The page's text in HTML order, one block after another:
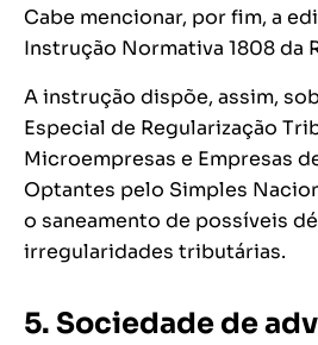
Cabe mencionar, por fim, a
Instrução Normativa 1808 da
A instrução dispõe, assim,
Especial de Regularização
Microempresas e Empresas
Optantes pelo Simples
o saneamento de possíveis
irregularidades tributárias.
5. Sociedade de